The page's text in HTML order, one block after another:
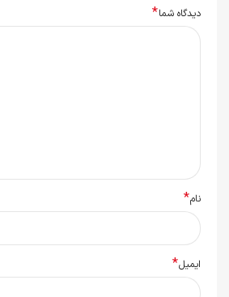
دیدگاه شما*
نام*
ایمیل*